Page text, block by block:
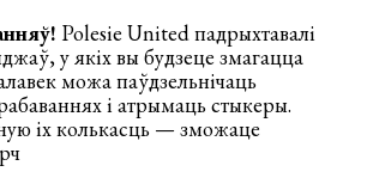
Polesie United падрыхтавалі
у якіх вы будзеце змагацца
можа паўдзельнічаць
і атрымаць стыкеры.
іх колькасць — зможаце